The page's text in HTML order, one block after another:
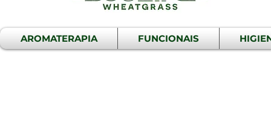
AROMATERAPIA FUNCIONAIS